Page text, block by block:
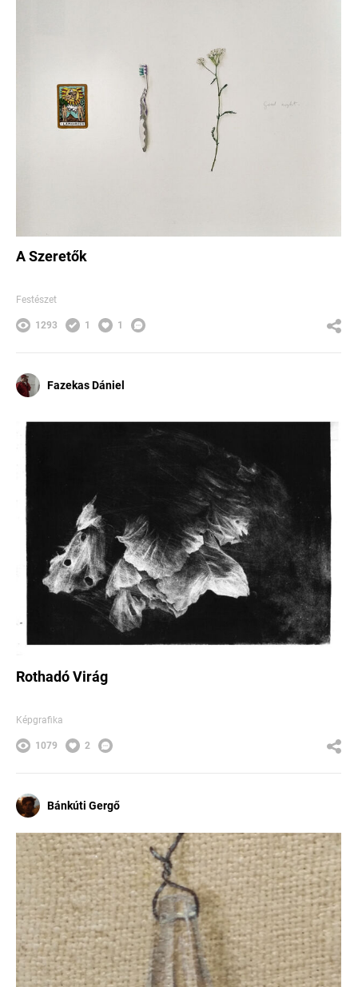
A Szeretők
Festészet
1293 1 1
Fazekas Dániel
Rothadó Virág
Képgrafika
1079 2
Bánkúti Gergő